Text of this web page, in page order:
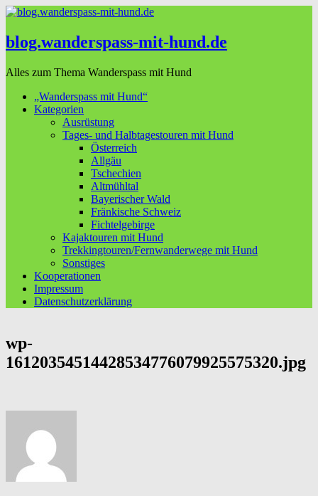
blog.wanderspass-mit-hund.de
Alles zum Thema Wanderspass mit Hund
„Wanderspass mit Hund“
Kategorien
Ausrüstung
Tages- und Halbtagestouren mit Hund
Österreich
Allgäu
Tschechien
Altmühltal
Bayerischer Wald
Fränkische Schweiz
Fichtelgebirge
Kajaktouren mit Hund
Trekkingtouren/Fernwanderwege mit Hund
Sonstiges
Kooperationen
Impressum
Datenschutzerklärung
wp-
16120354514428534776079925575320.jpg